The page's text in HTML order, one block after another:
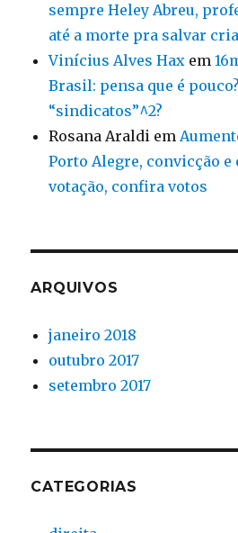
sempre Heley Abreu,
até a morte pra salvar
Vinícius Alves Hax em
Brasil: pensa que é
“sindicatos”^2?
Rosana Araldi em
Porto Alegre, convicção
votação, confira votos
ARQUIVOS
janeiro 2018
outubro 2017
setembro 2017
CATEGORIAS